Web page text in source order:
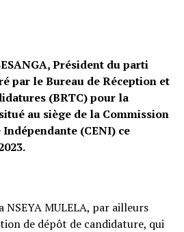
Président du parti
par le Bureau de Réception et
(BRTC) pour la
au siège de la Commission
(CENI) ce
MULELA, par ailleurs
de dépôt de candidature, qui